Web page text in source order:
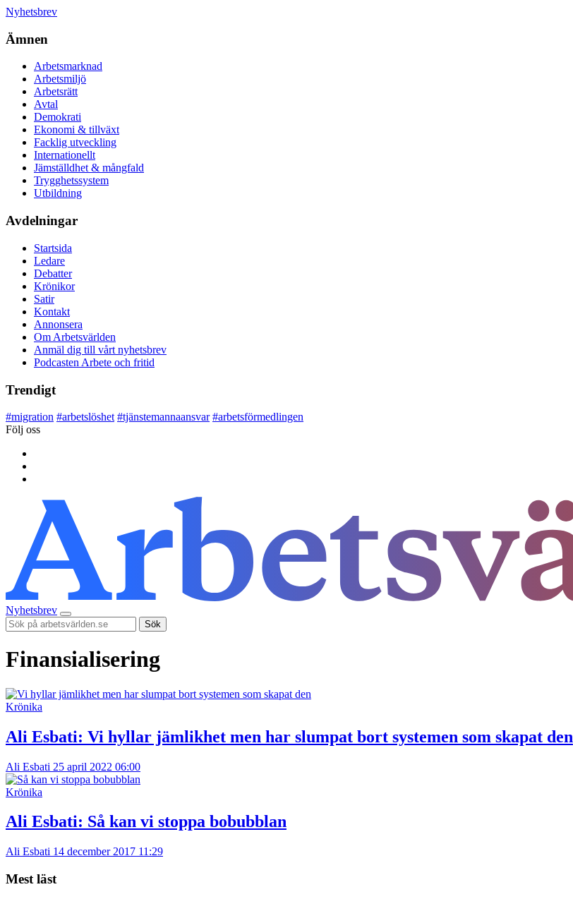
Nyhetsbrev
Ämnen
Arbetsmarknad
Arbetsmiljö
Arbetsrätt
Avtal
Demokrati
Ekonomi & tillväxt
Facklig utveckling
Internationellt
Jämställdhet & mångfald
Trygghetssystem
Utbildning
Avdelningar
Startsida
Ledare
Debatter
Krönikor
Satir
Kontakt
Annonsera
Om Arbetsvärlden
Anmäl dig till vårt nyhetsbrev
Podcasten Arbete och fritid
Trendigt
#migration #arbetslöshet #tjänstemannaansvar #arbetsförmedlingen
Följ oss
Nyhetsbrev
Sök
Finansialisering
Krönika
Ali Esbati: Vi hyllar jämlikhet men har slumpat bort systemen som skapat den
Ali Esbati 25 april 2022 06:00
Krönika
Ali Esbati: Så kan vi stoppa bobubblan
Ali Esbati 14 december 2017 11:29
Mest läst